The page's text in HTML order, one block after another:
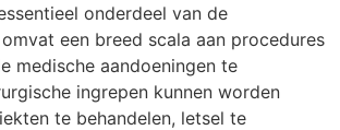
onderdeel van de
een breed scala aan procedures
medische aandoeningen te
ingrepen kunnen worden
te behandelen, letsel te